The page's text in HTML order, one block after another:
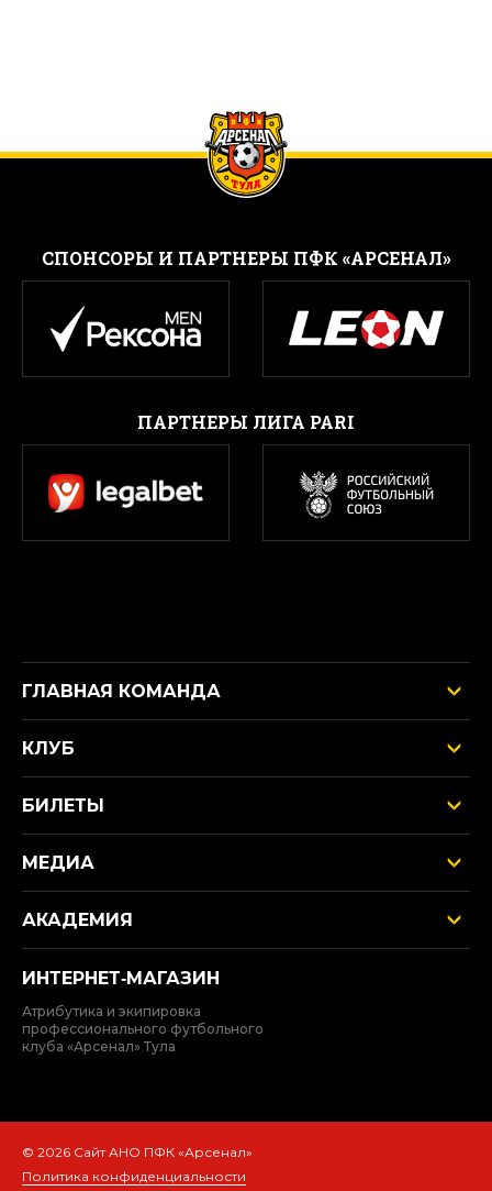
CПОНСОРЫ И ПАРТНЕРЫ ПФК «АРСЕНАЛ»
ПАРТНЕРЫ ЛИГА PARI
ГЛАВНАЯ КОМАНДА
КЛУБ
БИЛЕТЫ
МЕДИА
АКАДЕМИЯ
ИНТЕРНЕТ‑МАГАЗИН
Атрибутика и экипировка
профессионального футбольного
клуба «Арсенал» Тула
© 2026 Сайт АНО ПФК «Арсенал»
Политика конфиденциальности